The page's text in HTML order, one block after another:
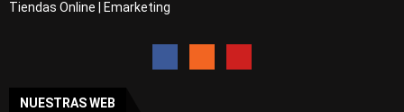
Tiendas Online | Emarketing
NUESTRAS WEB